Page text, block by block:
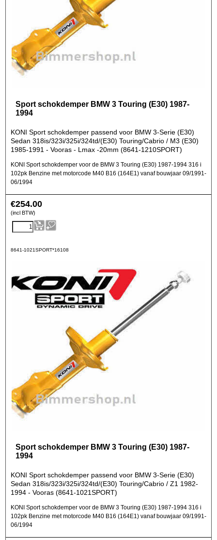
Sport schokdemper BMW 3 Touring (E30) 1987-
1994
KONI Sport schokdemper passend voor BMW 3-Serie (E30)
Sedan 318is/323i/325i/324td/(E30) Touring/Cabrio / M3 (E30)
1985-1991 - Vooras - Lmax -20mm (8641-1210SPORT)
KONI Sport schokdemper voor de BMW 3 Touring (E30) 1987-1994 316 i
102pk Benzine met motorcode M40 B16 (164E1) vanaf bouwjaar 09/1991-
06/1994
€254.00
(incl BTW)
8641-1021SPORT*16108
Sport schokdemper BMW 3 Touring (E30) 1987-
1994
KONI Sport schokdemper passend voor BMW 3-Serie (E30)
Sedan 318is/323i/325i/324td/(E30) Touring/Cabrio / Z1 1982-
1994 - Vooras (8641-1021SPORT)
KONI Sport schokdemper voor de BMW 3 Touring (E30) 1987-1994 316 i
102pk Benzine met motorcode M40 B16 (164E1) vanaf bouwjaar 09/1991-
06/1994